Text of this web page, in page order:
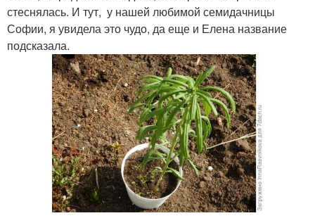
стеснялась. И тут, у нашей любимой семидачницы
Софии, я увидела это чудо, да еще и Елена название
подсказала.